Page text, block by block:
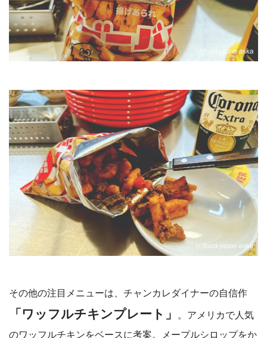
その他の注目メニューは、チャンカレダイナーの自信作
「ワッフルチキンプレート」
。アメリカで人気
のワッフルチキンをベースに考案。メープルシロップをか